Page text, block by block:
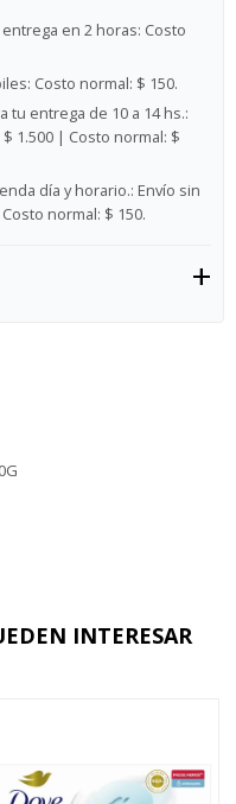
en 2 horas: Costo
Costo normal: $ 150.
tu entrega de 10 a 14 hs.:
1.500 | Costo normal: $
día y horario.: Envío sin
normal: $ 150.
INTERESAR